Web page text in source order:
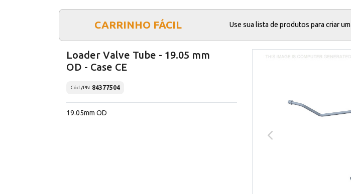
CARRINHO FÁCIL Use sua lista de produtos para criar
Loader Valve Tube - 19.05 mm
OD - Case CE
Cód./PN 84377504
19.05mm OD